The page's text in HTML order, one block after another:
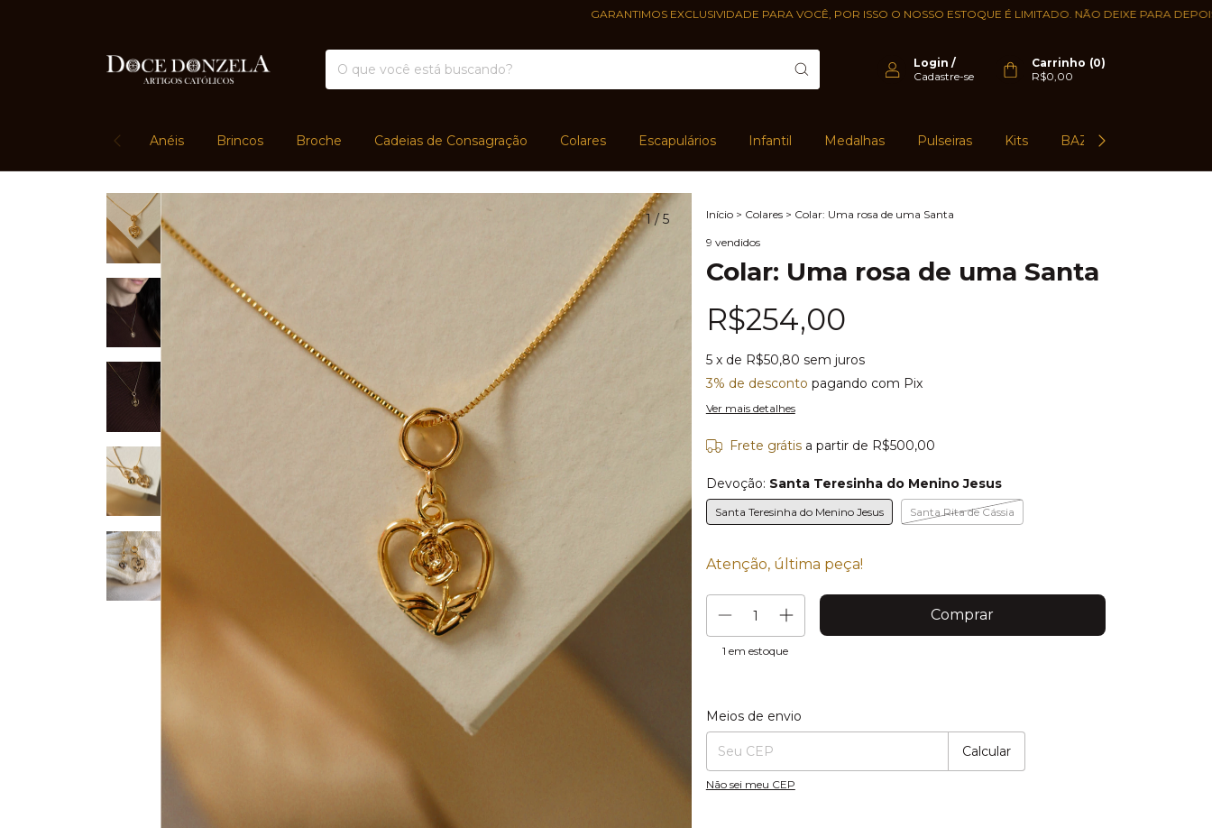
GARANTIMOS EXCLUSIVIDADE PARA VOCÊ, POR ISSO O NOSSO ESTOQUE É LIMITADO. NÃO DEIXE PARA DEPOIS,
Login /
Cadastre-se
Carrinho (0)
R$0,00
Anéis Brincos Broche Cadeias de Consagração Colares Escapulários Infantil Medalhas Pulseiras Kits BAZAR 50%
1/5 Início > Colares > Colar: Uma rosa de uma Santa
9 vendidos
Colar: Uma rosa de uma Santa
R$254,00
5 x de R$50,80 sem juros
3% de desconto pagando com Pix
Ver mais detalhes
Frete grátis a partir de R$500,00
Devoção: Santa Teresinha do Menino Jesus
Santa Teresinha do Menino Jesus Santa Rita de Cássia
Atenção, última peça!
1 em estoque
Entregas para o CEP:
Meios de envio
Calcular
Não sei meu CEP